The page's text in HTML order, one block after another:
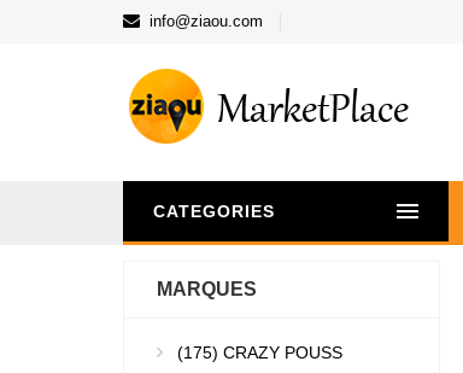
info@ziaou.com
CATEGORIES
MARQUES
(175) CRAZY POUSS